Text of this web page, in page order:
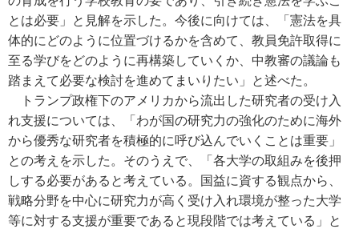
とは必要」と見解を示した。今後に向けては、「憲法を具
体的にどのように位置づけるかを含めて、教員免許取得に
至る学びをどのように再構築していくか、中教審の議論も
踏まえて必要な検討を進めてまいりたい」と述べた。
トランプ政権下のアメリカから流出した研究者の受け入
れ支援については、「わが国の研究力の強化のために海外
から優秀な研究者を積極的に呼び込んでいくことは重要」
との考えを示した。そのうえで、「各大学の取組みを後押
しする必要があると考えている。国益に資する観点から、
戦略分野を中心に研究力が高く受け入れ環境が整った大学
等に対する支援が重要であると現段階では考えている」と